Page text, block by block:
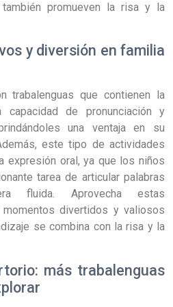
promueven la risa y la
y diversión en familia
trabalenguas que contienen la
capacidad de pronunciación y
una ventaja en su
este tipo de actividades
expresión oral, ya que los niños
tarea de articular palabras
fluida. Aprovecha estas
momentos divertidos y valiosos
se combina con la risa y la
más trabalenguas